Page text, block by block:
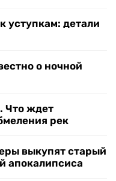
уступкам: детали
о ночной
Что ждет
рек
выкупят старый
апокалипсиса